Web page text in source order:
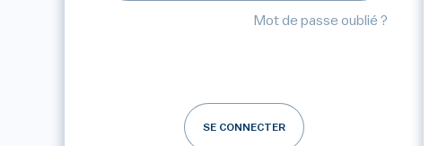
Mot de passe oublié ?
SE CONNECTER